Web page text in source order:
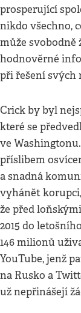
prosperující
nikdo všechno,
může svobodně
hodnověrné
při řešení svých
Crick by byl
které se
ve
příslibem
a snadná
vyhánět
že před
2015 do
146 milionů
YouTube, jenž
na Rusko a
už nepřinášejí